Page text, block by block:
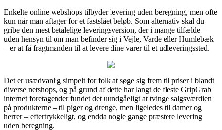
Enkelte online webshops tilbyder levering uden beregning, men ofte
kun når man aftager for et fastslået beløb. Som alternativ skal du
gribe den mest betalelige leveringsversion, der i mange tilfælde –
uden hensyn til om man befinder sig i Vejle, Varde eller Humlebæk
– er at få fragtmanden til at levere dine varer til et udleveringssted.
Det er usædvanlig simpelt for folk at søge sig frem til priser i blandt
diverse netshops, og på grund af dette har langt de fleste GripGrab
internet foretagender fundet det uundgåeligt at tvinge salgsværdien
på produkterne – til piger og drenge, men ligeledes til damer og
herrer – eftertrykkeligt, og endda nogle gange præstere levering
uden beregning.